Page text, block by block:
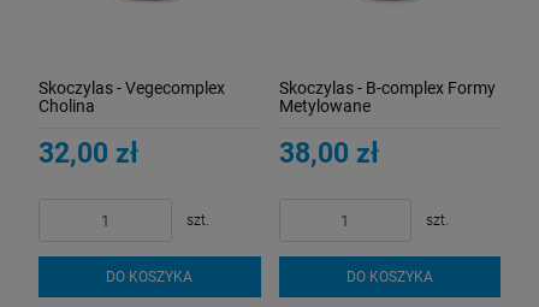
Skoczylas - Vegecomplex
Cholina
32,00 zł
szt.
DO KOSZYKA
Skoczylas - B-complex Formy
Metylowane
38,00 zł
szt.
DO KOSZYKA